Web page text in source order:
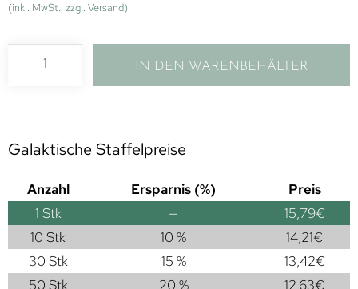
(inkl. MwSt., zzgl. Versand)
IN DEN WARENBEHÄLTER
Galaktische Staffelpreise
Anzahl Ersparnis (%)
Preis
1 Stk — 15,79€
10 Stk
10 % 14,21€
30 Stk
15 % 13,42€
50 Stk
20 % 12,63€